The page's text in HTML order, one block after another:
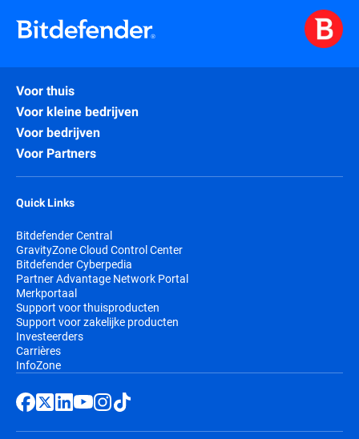
Voor thuis
Voor kleine bedrijven
Voor bedrijven
Voor Partners
Quick Links
Bitdefender Central
GravityZone Cloud Control Center
Bitdefender Cyberpedia
Partner Advantage Network Portal
Merkportaal
Support voor thuisproducten
Support voor zakelijke producten
Investeerders
Carrières
InfoZone